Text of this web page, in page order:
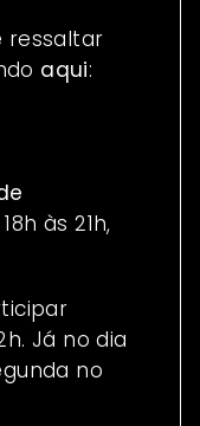
ressaltar
aqui:
às 21h,
Já no dia
no